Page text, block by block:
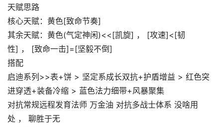
天赋思路
核心天赋：黄色[致命节奏]
其余天赋：黄色(气定神闲)<<[凯旋] ， [攻速]<[韧
性] ， [致命一击]=[坚毅不倒]
搭配
启迪系列>>表+饼 > 坚定系成长双抗+护盾增益 > 红色突
进穿透+装备冷缩 > 蓝色法力细带+风暴聚集
对抗常规远程发育法师 万金油 对抗多战士体系 没啥用
处 ， 聊胜于无